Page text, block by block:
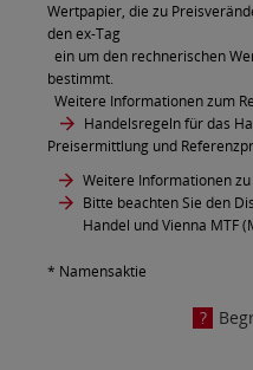
Wertpapier, die zu
den ex-Tag
ein um den rechnerischen
bestimmt.
Weitere Informationen zum
Handelsregeln für das
Preisermittlung und
Weitere Informationen
Bitte beachten Sie den
Handel und Vienna MTF
* Namensaktie